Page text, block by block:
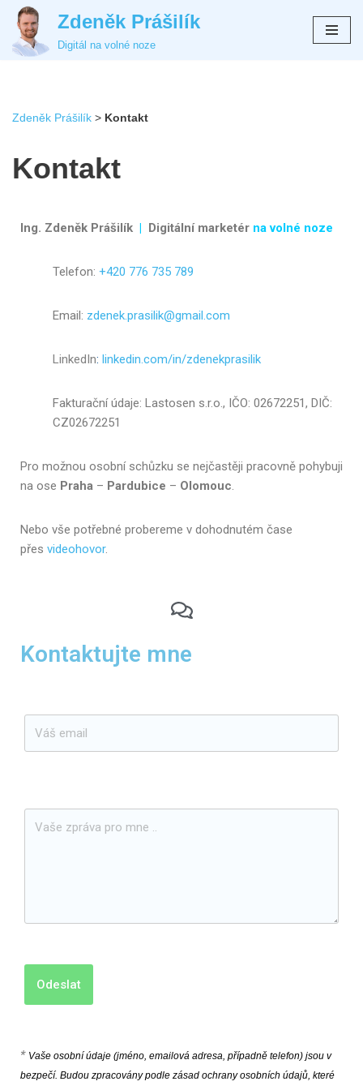
Přeskočit
Zdeněk Prášilík
Digitál na volné noze
Zdeněk Prášilík > Kontakt
Kontakt
Ing. Zdeněk Prášilík | Digitální marketér na volné noze
Telefon: +420 776 735 789
Email: zdenek.prasilik@gmail.com
LinkedIn: linkedin.com/in/zdenekprasilik
Fakturační údaje: Lastosen s.r.o., IČO: 02672251, DIČ:
CZ02672251
Pro možnou osobní schůzku se nejčastěji pracovně pohybuji
na ose Praha – Pardubice – Olomouc.
Nebo vše potřebné probereme v dohodnutém čase
přes videohovor.
Kontaktujte mne​
Odeslat
* Vaše osobní údaje (jméno, emailová adresa, případně telefon) jsou v
bezpečí. Budou zpracovány podle zásad ochrany osobních údajů, které